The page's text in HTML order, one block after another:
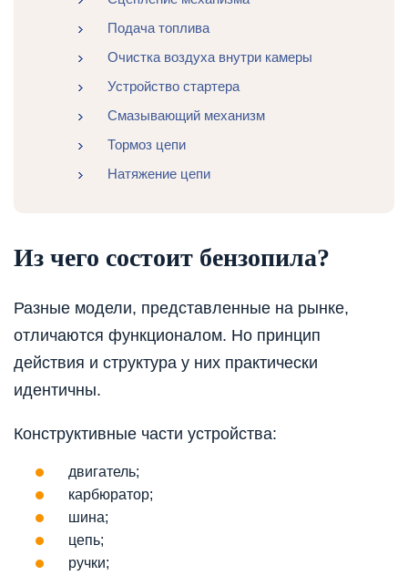
Подача топлива
Очистка воздуха внутри камеры
Устройство стартера
Смазывающий механизм
Тормоз цепи
Натяжение цепи
Из чего состоит бензопила?
Разные модели, представленные на рынке,
отличаются функционалом. Но принцип
действия и структура у них практически
идентичны.
Конструктивные части устройства:
двигатель;
карбюратор;
шина;
цепь;
ручки;